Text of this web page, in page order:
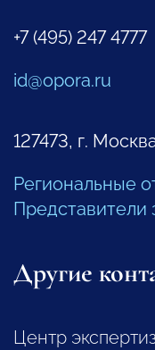
+7 (495) 247 4777
id@opora.ru
127473, г.
Региональные
Представители
Другие
Центр